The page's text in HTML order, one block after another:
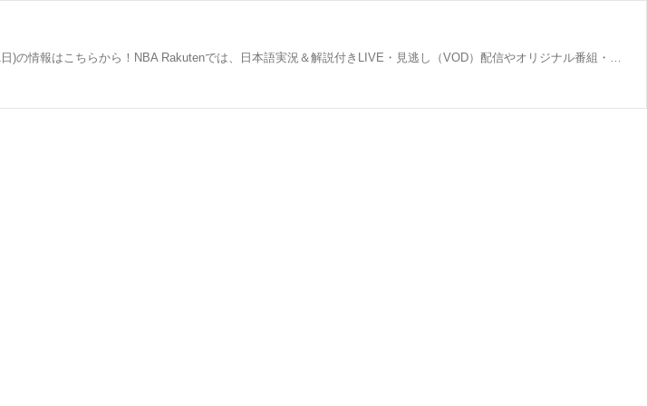
NBAを観るなら【NBA Rakuten】！ティンバーウルブズ VS スパーズ(2022年10月31日)の情報はこちらから！NBA Rakutenでは、日本語実況＆解説付きLIVE・見逃し（VOD）配信やオリジナル番組・ハイライト映像を提供！ さらに無料で観られる動画や最新ニュースも充実！